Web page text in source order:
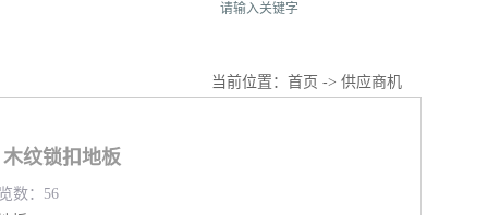
当前位置： 首页 -> 供应商机
纹锁扣地板
数：56